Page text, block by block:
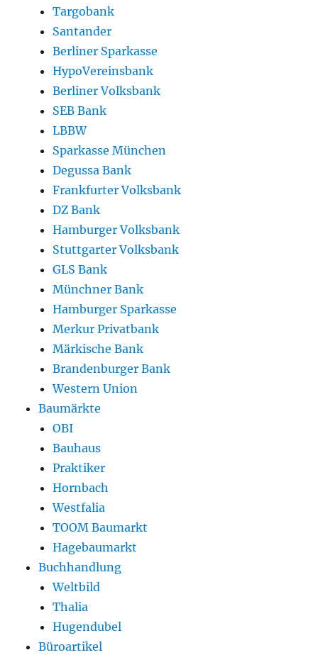
Targobank
Santander
Berliner Sparkasse
HypoVereinsbank
Berliner Volksbank
SEB Bank
LBBW
Sparkasse München
Degussa Bank
Frankfurter Volksbank
DZ Bank
Hamburger Volksbank
Stuttgarter Volksbank
GLS Bank
Münchner Bank
Hamburger Sparkasse
Merkur Privatbank
Märkische Bank
Brandenburger Bank
Western Union
Baumärkte
OBI
Bauhaus
Praktiker
Hornbach
Westfalia
TOOM Baumarkt
Hagebaumarkt
Buchhandlung
Weltbild
Thalia
Hugendubel
Büroartikel